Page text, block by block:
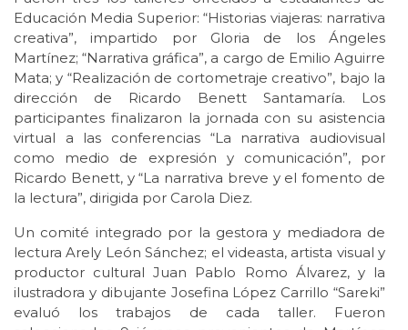
Educación Media Superior: “Historias viajeras: narrativa
creativa”, impartido por Gloria de los Ángeles
Martínez; “Narrativa gráfica”, a cargo de Emilio Aguirre
Mata; y “Realización de cortometraje creativo”, bajo la
dirección de Ricardo Benett Santamaría. Los
participantes finalizaron la jornada con su asistencia
virtual a las conferencias “La narrativa audiovisual
como medio de expresión y comunicación”, por
Ricardo Benett, y “La narrativa breve y el fomento de
la lectura”, dirigida por Carola Diez.
Un comité integrado por la gestora y mediadora de
lectura Arely León Sánchez; el videasta, artista visual y
productor cultural Juan Pablo Romo Álvarez, y la
ilustradora y dibujante Josefina López Carrillo “Sareki”
evaluó los trabajos de cada taller. Fueron